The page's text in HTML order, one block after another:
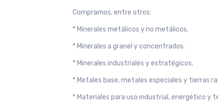
Compramos, entre otros:
* Minerales metálicos y no metálicos.
* Minerales a granel y concentrados.
* Minerales industriales y estratégicos.
* Metales base, metales especiales y tierras
* Materiales para uso industrial, energético y